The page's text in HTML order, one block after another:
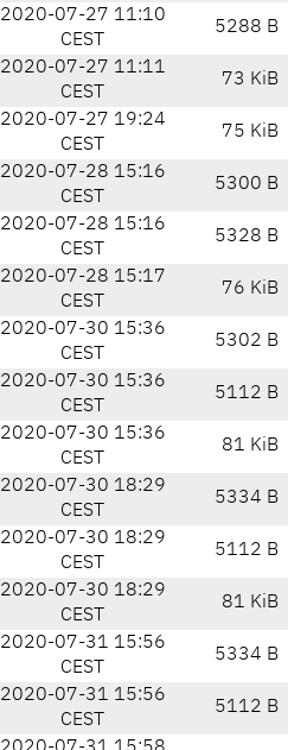
2020-07-27 11:10
CEST
5288 B
2020-07-27 11:11
CEST
73 KiB
2020-07-27 19:24
CEST
75 KiB
2020-07-28 15:16
CEST
5300 B
2020-07-28 15:16
CEST
5328 B
2020-07-28 15:17
CEST
76 KiB
2020-07-30 15:36
CEST
5302 B
2020-07-30 15:36
CEST
5112 B
2020-07-30 15:36
CEST
81 KiB
2020-07-30 18:29
CEST
5334 B
2020-07-30 18:29
CEST
5112 B
2020-07-30 18:29
CEST
81 KiB
2020-07-31 15:56
CEST
5334 B
2020-07-31 15:56
CEST
5112 B